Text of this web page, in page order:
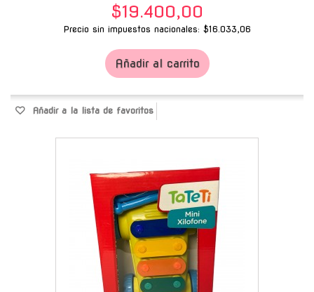
$19.400,00
Precio sin impuestos nacionales: $16.033,06
Añadir al carrito
Añadir a la lista de favoritos